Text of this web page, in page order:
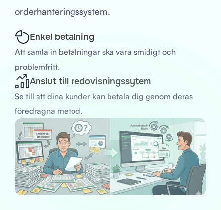
orderhanteringssystem.
Enkel betalning
Att samla in betalningar ska vara smidigt och
problemfritt.
Anslut till redovisningssytem
Se till att dina kunder kan betala dig genom deras
föredragna metod.